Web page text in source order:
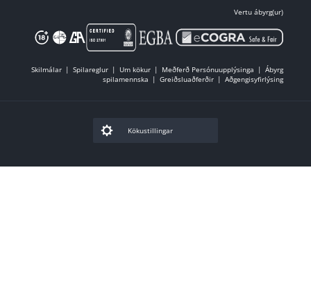
Vertu ábyrg(ur)
Skilmálar Spilareglur Um kökur Meðferð Persónuupplýsinga
Ábyrg
spilamennska
Greiðsluaðferðir Aðgengisyfirlýsing
Kökustillingar